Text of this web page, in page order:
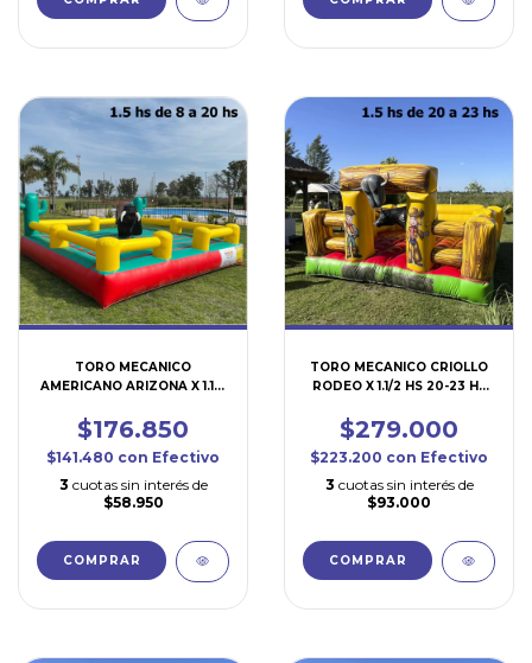
TORO MECANICO
AMERICANO ARIZONA X 1.1/2
$176.850
$141.480 con Efectivo
3 cuotas sin interés de
$58.950
TORO MECANICO CRIOLLO
RODEO X 1.1/2 HS 20-23 HS
$279.000
$223.200 con Efectivo
3 cuotas sin interés de
$93.000